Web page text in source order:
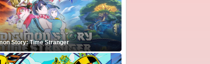
Story: Time Stranger